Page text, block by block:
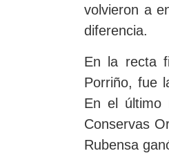
volvieron a
diferencia.
En la recta
Porriño, fue
En el último
Conservas
Rubensa